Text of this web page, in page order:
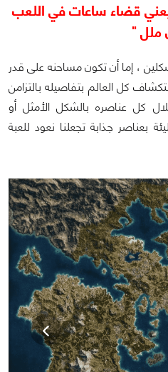
قضاء ساعات في اللعب
ملل "
، إما أن تكون مساحنه على قدر
كل العالم بتفاصيله بالتزامن
كل عناصره بالشكل الأمثل أو
بعناصر جذابة تجعلنا نعود للعبة